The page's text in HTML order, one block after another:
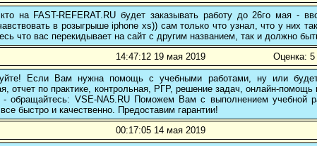
кто на FAST-REFERAT.RU будет заказывать работу до 26го мая -
в розыгрыше iphone xs)) сам только что узнал, что у них
что вас перекидывает на сайт с другим названием, так и должно
14:47:12 19 мая 2019 Оценка:
Если Вам нужна помощь с учебными работами, ну или
отчет по практике, контрольная, РГР, решение задач, онлайн-
- обращайтесь: VSE-NA5.RU Поможем Вам с выполнением учебной
быстро и качественно. Предоставим гарантии!
00:17:05 14 мая 2019